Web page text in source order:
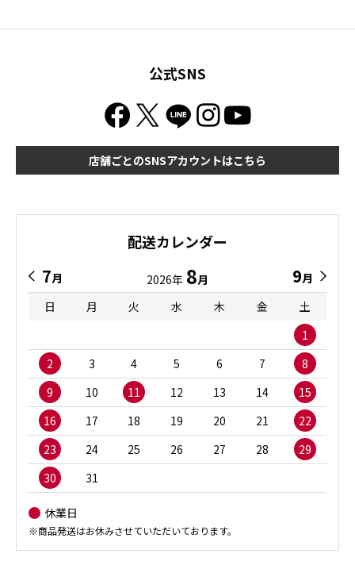
公式SNS
店舗ごとのSNSアカウントはこちら
配送カレンダー
7月 2026年 8月 9月
日
月 火 水 木 金
土
1
2
3 4 5 6 7
8
9
10 11 12 13 14
15
16
17 18 19 20 21
22
23
24 25 26 27 28
29
30
31
休業日
※商品発送はお休みさせていただいております。